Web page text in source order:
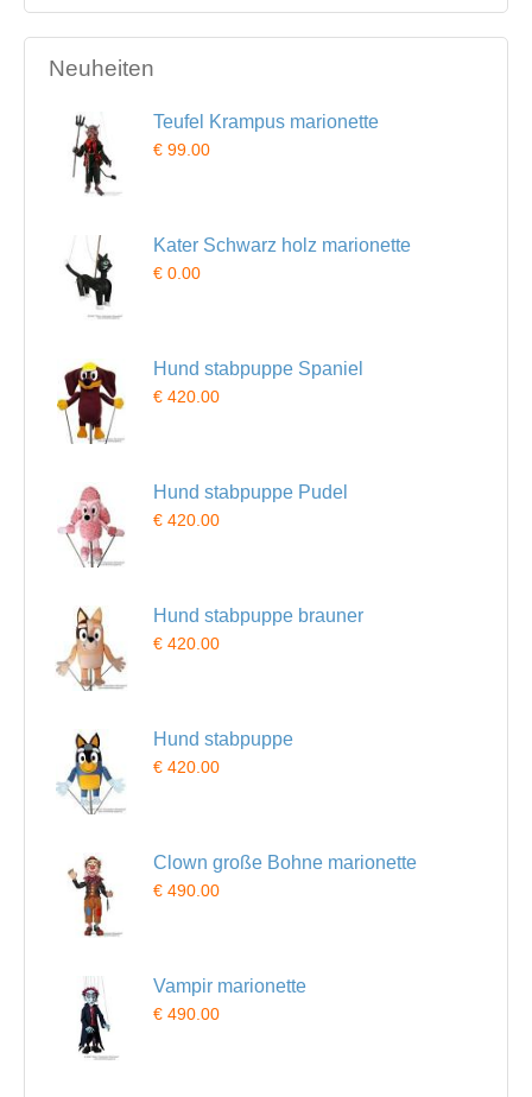
Neuheiten
Teufel Krampus marionette
€ 99.00
Kater Schwarz holz marionette
€ 0.00
Hund stabpuppe Spaniel
€ 420.00
Hund stabpuppe Pudel
€ 420.00
Hund stabpuppe brauner
€ 420.00
Hund stabpuppe
€ 420.00
Clown große Bohne marionette
€ 490.00
Vampir marionette
€ 490.00